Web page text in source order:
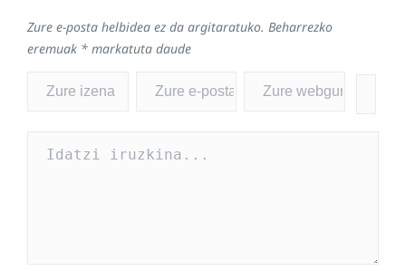
Zure e-posta helbidea ez da argitaratuko. Beharrezko
eremuak * markatuta daude